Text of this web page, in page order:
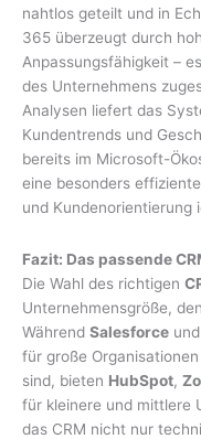
nahtlos geteilt und in
365 überzeugt durch
Anpassungsfähigkeit –
des Unternehmens
Analysen liefert das
Kundentrends und
bereits im Microsoft-
eine besonders
und Kundenorientierung
Fazit: Das passende
Die Wahl des richtigen
Unternehmensgröße,
Während Salesforce und
für große
sind, bieten HubSpot,
für kleinere und mittlere
das CRM nicht nur